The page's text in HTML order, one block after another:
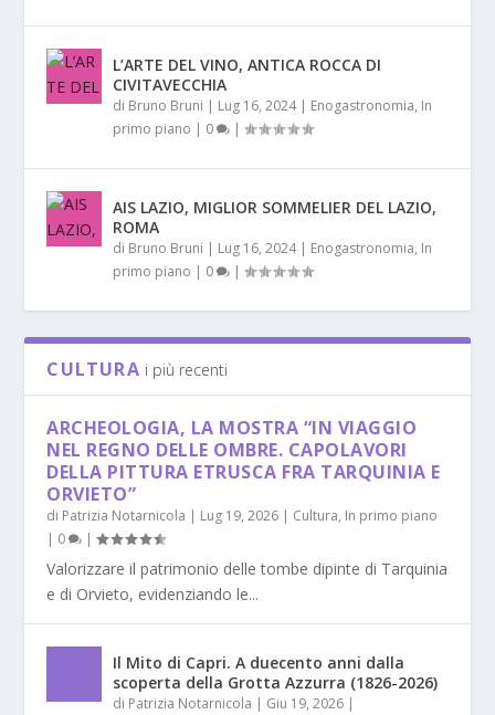
L’ARTE DEL VINO, ANTICA ROCCA DI
CIVITAVECCHIA
di Bruno Bruni | Lug 16, 2024| Enogastronomia, In
primo piano | 0 |
AIS LAZIO, MIGLIOR SOMMELIER DEL LAZIO,
ROMA
di Bruno Bruni | Lug 16, 2024| Enogastronomia, In
primo piano | 0 |
CULTURA i più recenti
ARCHEOLOGIA, LA MOSTRA “IN VIAGGIO
NEL REGNO DELLE OMBRE. CAPOLAVORI
DELLA PITTURA ETRUSCA FRA TARQUINIA E
ORVIETO”
di Patrizia Notarnicola | Lug 19, 2026 | Cultura, In primo piano
| 0 |
Valorizzare il patrimonio delle tombe dipinte di Tarquinia
e di Orvieto, evidenziando le...
Il Mito di Capri. A duecento anni dalla
scoperta della Grotta Azzurra (1826-2026)
di Patrizia Notarnicola | Giu 19, 2026 |